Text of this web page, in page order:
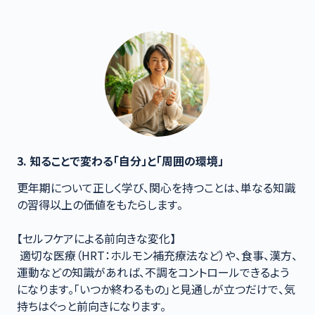
3. 知ることで変わる「自分」と「周囲の環境」
更年期について正しく学び、関心を持つことは、単なる知識
の習得以上の価値をもたらします。
【セルフケアによる前向きな変化】
運動などの知識があれば、不調をコントロールできるよう
になります。「いつか終わるもの」と見通しが立つだけで、気
持ちはぐっと前向きになります。